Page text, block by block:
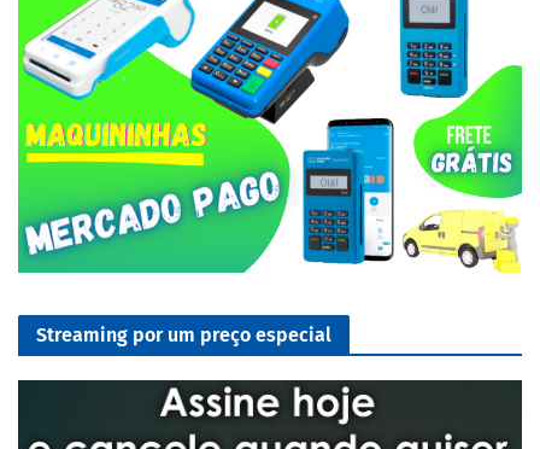
Streaming por um preço especial